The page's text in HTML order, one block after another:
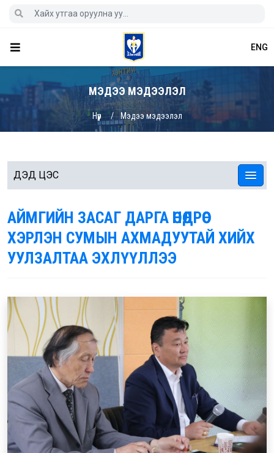
ENG
МЭДЭЭ МЭДЭЭЛЭЛ
Нүүр Мэдээ мэдээлэл
ДЭД ЦЭС
АЙМГИЙН ЗАСАГ ДАРГА ӨНӨӨДРӨӨС
ХЭРЛЭН СУМЫН АХМАДУУТАЙ ХИЙХ
УУЛЗАЛТАА ЭХЛҮҮЛЛЭЭ